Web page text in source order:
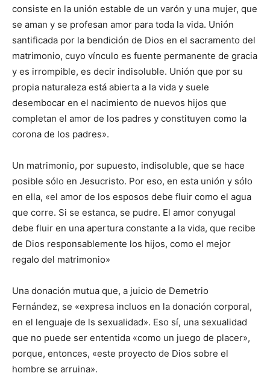
consiste en la unión estable de un varón y una mujer, que
se aman y se profesan amor para toda la vida. Unión
santificada por la bendición de Dios en el sacramento del
matrimonio, cuyo vínculo es fuente permanente de gracia
y es irrompible, es decir indisoluble. Unión que por su
propia naturaleza está abierta a la vida y suele
desembocar en el nacimiento de nuevos hijos que
completan el amor de los padres y constituyen como la
corona de los padres».
Un matrimonio, por supuesto, indisoluble, que se hace
posible sólo en Jesucristo. Por eso, en esta unión y sólo
en ella, «el amor de los esposos debe fluir como el agua
que corre. Si se estanca, se pudre. El amor conyugal
debe fluir en una apertura constante a la vida, que recibe
de Dios responsablemente los hijos, como el mejor
regalo del matrimonio»
Una donación mutua que, a juicio de Demetrio
Fernández, se «expresa incluos en la donación corporal,
en el lenguaje de ls sexualidad». Eso sí, una sexualidad
que no puede ser ententida «como un juego de placer»,
porque, entonces, «este proyecto de Dios sobre el
hombre se arruina».